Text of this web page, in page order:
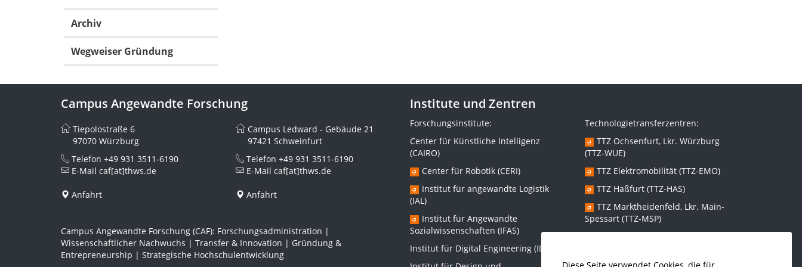
Archiv
Wegweiser Gründung
Campus Angewandte Forschung
Tiepolostraße 6
97070 Würzburg
Telefon +49 931 3511-6190
E-Mail caf[at]thws.de
Anfahrt
Campus Ledward - Gebäude 21
97421 Schweinfurt
Telefon +49 931 3511-6190
E-Mail caf[at]thws.de
Anfahrt
Campus Angewandte Forschung (CAF): Forschungsadministration |
Wissenschaftlicher Nachwuchs | Transfer & Innovation | Gründung &
Entrepreneurship | Strategische Hochschulentwicklung
Institute und Zentren
Forschungsinstitute:
Center für Künstliche Intelligenz
(CAIRO)
Center für Robotik (CERI)
Institut für angewandte Logistik
(IAL)
Institut für Angewandte
Sozialwissenschaften (IFAS)
Institut für Digital Engineering (IDEE)
Technologietransferzentren:
TTZ Ochsenfurt, Lkr. Würzburg
(TTZ-WUE)
TTZ Elektromobilität (TTZ-EMO)
TTZ Haßfurt (TTZ-HAS)
TTZ Marktheidenfeld, Lkr. Main-
Spessart (TTZ-MSP)